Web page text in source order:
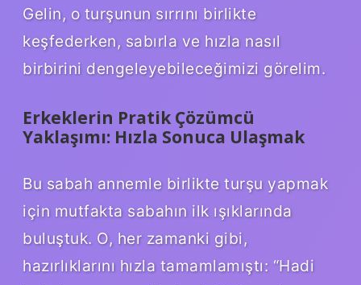
Gelin, o turşunun sırrını birlikte
keşfederken, sabırla ve hızla nasıl
birbirini dengeleyebileceğimizi görelim.
Erkeklerin Pratik Çözümcü
Yaklaşımı: Hızla Sonuca Ulaşmak
Bu sabah annemle birlikte turşu yapmak
için mutfakta sabahın ilk ışıklarında
buluştuk. O, her zamanki gibi,
hazırlıklarını hızla tamamlamıştı: “Hadi